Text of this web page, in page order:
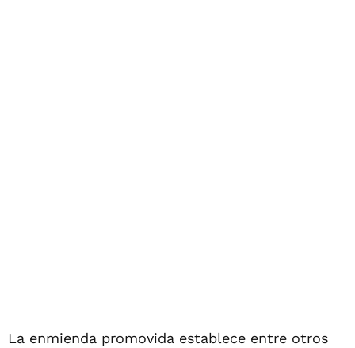
La enmienda promovida establece entre otros